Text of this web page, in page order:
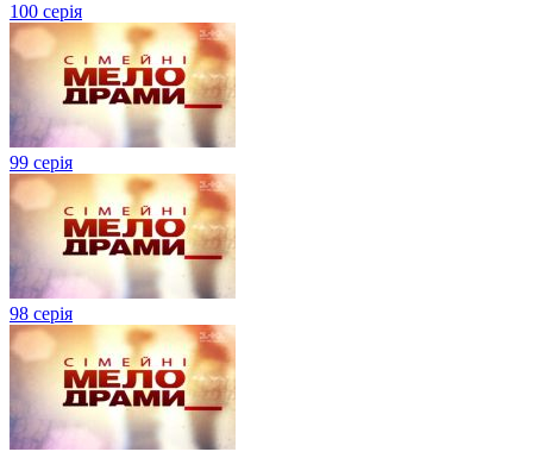
100 серія
99 серія
98 серія